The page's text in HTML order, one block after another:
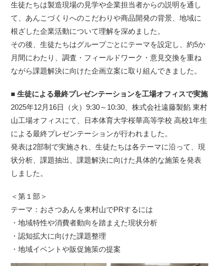
生徒たちは製造現場の見学や企業担当者からの説明を通し
て、あんこづくりへのこだわりや商品開発の背景、地域に
根ざした企業活動について理解を深めました。
その後、生徒たちはグループごとにテーマを設定し、約5か
月間にわたり、調査・フィールドワーク・意見交換を重ね
ながら課題解決に向けた企画立案に取り組んできました。
■ 生徒による最終プレゼンテーションを工場オフィスで実施
2025年12月16日（火）9:30～10:30、株式会社遠藤製餡 東村
山工場オフィスにて、日本体育大学桜華高等学校 高校1年生
による最終プレゼンテーションが行われました。
発表は2部制で実施され、生徒たちは各テーマに沿って、現
状分析、課題抽出、課題解決に向けた具体的な施策を発表
しました。
＜第１部＞
テーマ：おさつあんを東村山でPRするには
・地域特性や消費者動向を踏まえた現状分析
・認知拡大に向けた課題整理
・地域イベントや販促施策の提案